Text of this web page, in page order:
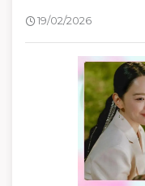
đưa ra quyết định phù
19/02/2026